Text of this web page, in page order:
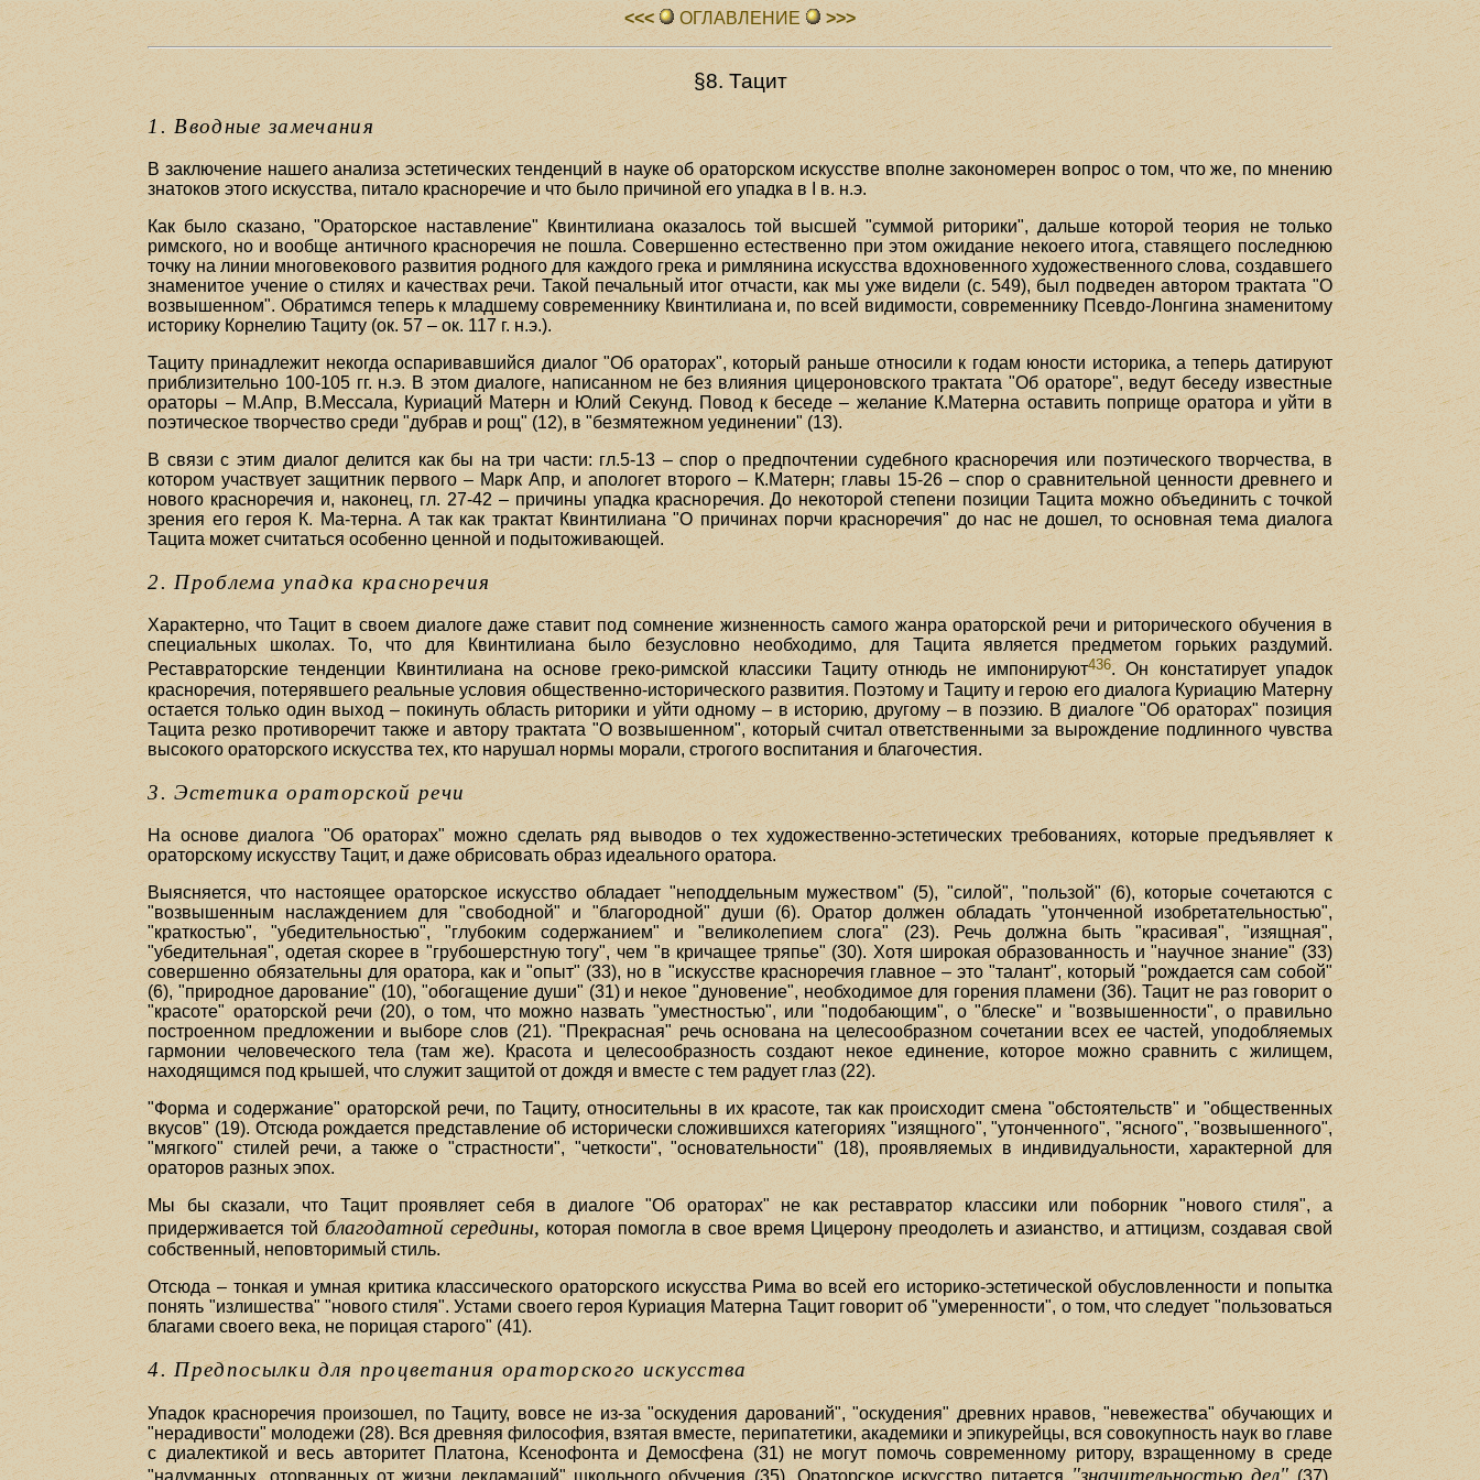
<<< ОГЛАВЛЕHИЕ >>>
§8. Тацит
1. Вводные замечания
В заключение нашего анализа эстетических тенденций в науке об ораторском искусстве вполне закономерен вопрос о том, что же, по мнению
знатоков этого искусства, питало красноречие и что было причиной его упадка в I в. н.э.
Как было сказано, "Ораторское наставление" Квинтилиана оказалось той высшей "суммой риторики", дальше которой теория не только
римского, но и вообще античного красноречия не пошла. Совершенно естественно при этом ожидание некоего итога, ставящего последнюю
точку на линии многовекового развития родного для каждого грека и римлянина искусства вдохновенного художественного слова, создавшего
знаменитое учение о стилях и качествах речи. Такой печальный итог отчасти, как мы уже видели (с. 549), был подведен автором трактата "О
возвышенном". Обратимся теперь к младшему современнику Квинтилиана и, по всей видимости, современнику Псевдо-Лонгина знаменитому
историку Корнелию Тациту (ок. 57 – ок. 117 г. н.э.).
Тациту принадлежит некогда оспаривавшийся диалог "Об ораторах", который раньше относили к годам юности историка, а теперь датируют
приблизительно 100-105 гг. н.э. В этом диалоге, написанном не без влияния цицероновского трактата "Об ораторе", ведут беседу известные
ораторы – М.Апр, В.Мессала, Куриаций Матерн и Юлий Секунд. Повод к беседе – желание К.Матерна оставить поприще оратора и уйти в
поэтическое творчество среди "дубрав и рощ" (12), в "безмятежном уединении" (13).
В связи с этим диалог делится как бы на три части: гл.5-13 – спор о предпочтении судебного красноречия или поэтического творчества, в
котором участвует защитник первого – Марк Апр, и апологет второго – К.Матерн; главы 15-26 – спор о сравнительной ценности древнего и
нового красноречия и, наконец, гл. 27-42 – причины упадка красноречия. До некоторой степени позиции Тацита можно объединить с точкой
зрения его героя К. Ма-терна. А так как трактат Квинтилиана "О причинах порчи красноречия" до нас не дошел, то основная тема диалога
Тацита может считаться особенно ценной и подытоживающей.
2. Проблема упадка красноречия
Характерно, что Тацит в своем диалоге даже ставит под сомнение жизненность самого жанра ораторской речи и риторического обучения в
специальных школах. То, что для Квинтилиана было безусловно необходимо, для Тацита является предметом горьких раздумий.
Реставраторские тенденции Квинтилиана на основе греко-римской классики Тациту отнюдь не импонируют436. Он констатирует упадок
красноречия, потерявшего реальные условия общественно-исторического развития. Поэтому и Тациту и герою его диалога Куриацию Матерну
остается только один выход – покинуть область риторики и уйти одному – в историю, другому – в поэзию. В диалоге "Об ораторах" позиция
Тацита резко противоречит также и автору трактата "О возвышенном", который считал ответственными за вырождение подлинного чувства
высокого ораторского искусства тех, кто нарушал нормы морали, строгого воспитания и благочестия.
3. Эстетика ораторской речи
На основе диалога "Об ораторах" можно сделать ряд выводов о тех художественно-эстетических требованиях, которые предъявляет к
ораторскому искусству Тацит, и даже обрисовать образ идеального оратора.
Выясняется, что настоящее ораторское искусство обладает "неподдельным мужеством" (5), "силой", "пользой" (6), которые сочетаются с
"возвышенным наслаждением для "свободной" и "благородной" души (6). Оратор должен обладать "утонченной изобретательностью",
"краткостью", "убедительностью", "глубоким содержанием" и "великолепием слога" (23). Речь должна быть "красивая", "изящная",
"убедительная", одетая скорее в "грубошерстную тогу", чем "в кричащее тряпье" (30). Хотя широкая образованность и "научное знание" (33)
совершенно обязательны для оратора, как и "опыт" (33), но в "искусстве красноречия главное – это "талант", который "рождается сам собой"
(6), "природное дарование" (10), "обогащение души" (31) и некое "дуновение", необходимое для горения пламени (36). Тацит не раз говорит о
"красоте" ораторской речи (20), о том, что можно назвать "уместностью", или "подобающим", о "блеске" и "возвышенности", о правильно
построенном предложении и выборе слов (21). "Прекрасная" речь основана на целесообразном сочетании всех ее частей, уподобляемых
гармонии человеческого тела (там же). Красота и целесообразность создают некое единение, которое можно сравнить с жилищем,
находящимся под крышей, что служит защитой от дождя и вместе с тем радует глаз (22).
"Форма и содержание" ораторской речи, по Тациту, относительны в их красоте, так как происходит смена "обстоятельств" и "общественных
вкусов" (19). Отсюда рождается представление об исторически сложившихся категориях "изящного", "утонченного", "ясного", "возвышенного",
"мягкого" стилей речи, а также о "страстности", "четкости", "основательности" (18), проявляемых в индивидуальности, характерной для
ораторов разных эпох.
Мы бы сказали, что Тацит проявляет себя в диалоге "Об ораторах" не как реставратор классики или поборник "нового стиля", а
придерживается той благодатной середины, которая помогла в свое время Цицерону преодолеть и азианство, и аттицизм, создавая свой
собственный, неповторимый стиль.
Отсюда – тонкая и умная критика классического ораторского искусства Рима во всей его историко-эстетической обусловленности и попытка
понять "излишества" "нового стиля". Устами своего героя Куриация Матерна Тацит говорит об "умеренности", о том, что следует "пользоваться
благами своего века, не порицая старого" (41).
4. Предпосылки для процветания ораторского искусства
Упадок красноречия произошел, по Тациту, вовсе не из-за "оскудения дарований", "оскудения" древних нравов, "невежества" обучающих и
"нерадивости" молодежи (28). Вся древняя философия, взятая вместе, перипатетики, академики и эпикурейцы, вся совокупность наук во главе
с диалектикой и весь авторитет Платона, Ксенофонта и Демосфена (31) не могут помочь современному ритору, взращенному в среде
"надуманных, оторванных от жизни декламаций" школьного обучения (35). Ораторское искусство питается "значительностью дел" (37),